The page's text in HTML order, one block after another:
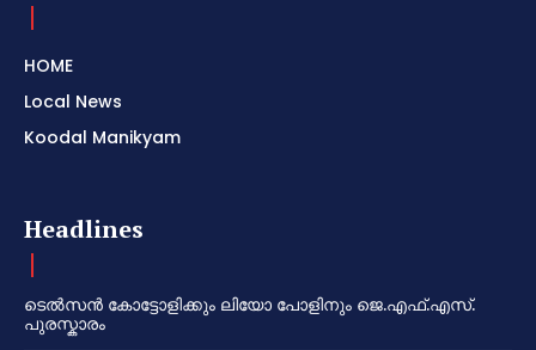
HOME
Local News
Koodal Manikyam
Headlines
ടെൽസൻ കോട്ടോളിക്കും ലിയോ പോളിനും ജെ.എഫ്.എസ്.
പുരസ്കാരം